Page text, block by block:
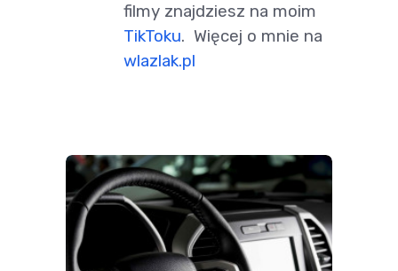
filmy znajdziesz na moim
TikToku. Więcej o mnie na
wlazlak.pl